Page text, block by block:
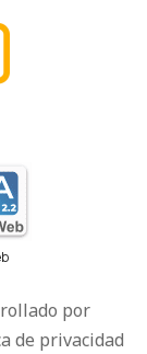
por
de privacidad